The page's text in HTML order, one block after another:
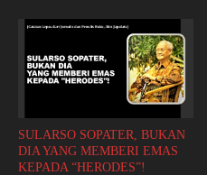
SULARSO SOPATER, BUKAN
DIA YANG MEMBERI EMAS
KEPADA “HERODES”!